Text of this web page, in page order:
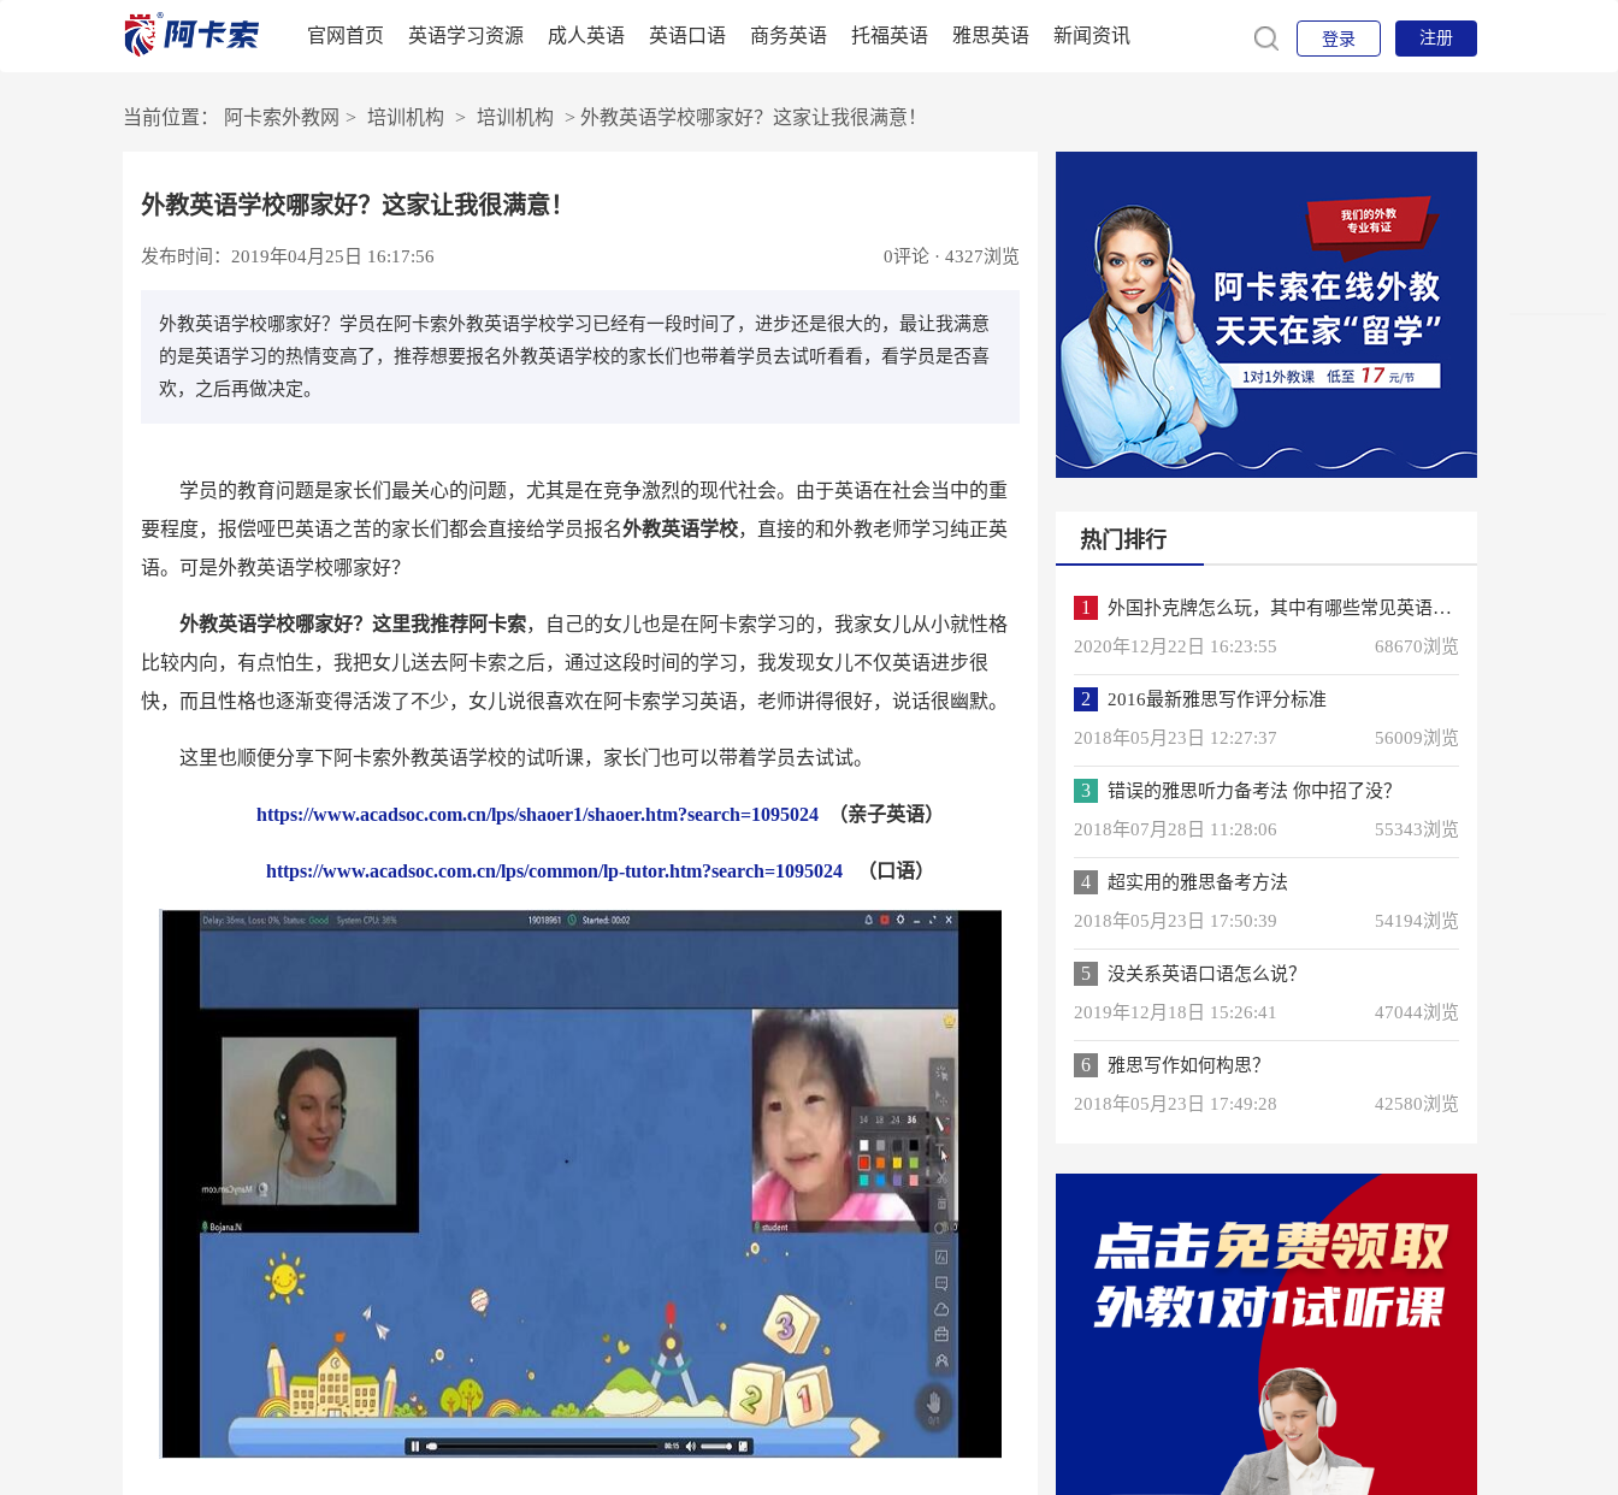
官网首页 英语学习资源 成人英语 英语口语 商务英语 托福英语 雅思英语 新闻资讯 登录 注册
当前位置： 阿卡索外教网 > 培训机构 > 培训机构 > 外教英语学校哪家好？这家让我很满意！
外教英语学校哪家好？这家让我很满意！
发布时间：2019年04月25日 16:17:56 0评论 · 4327浏览
外教英语学校哪家好？学员在阿卡索外教英语学校学习已经有一段时间了，进步还是很大的，最让我满意
的是英语学习的热情变高了，推荐想要报名外教英语学校的家长们也带着学员去试听看看，看学员是否喜
欢，之后再做决定。
学员的教育问题是家长们最关心的问题，尤其是在竞争激烈的现代社会。由于英语在社会当中的重
要程度，报偿哑巴英语之苦的家长们都会直接给学员报名外教英语学校，直接的和外教老师学习纯正英
语。可是外教英语学校哪家好？
外教英语学校哪家好？这里我推荐阿卡索，自己的女儿也是在阿卡索学习的，我家女儿从小就性格
比较内向，有点怕生，我把女儿送去阿卡索之后，通过这段时间的学习，我发现女儿不仅英语进步很
快，而且性格也逐渐变得活泼了不少，女儿说很喜欢在阿卡索学习英语，老师讲得很好，说话很幽默。
这里也顺便分享下阿卡索外教英语学校的试听课，家长门也可以带着学员去试试。
https://www.acadsoc.com.cn/lps/shaoer1/shaoer.htm?search=1095024（亲子英语）
https://www.acadsoc.com.cn/lps/common/lp-tutor.htm?search=1095024（口语）
热门排行
1
外国扑克牌怎么玩，其中有哪些常见英语词汇？
2020年12月22日 16:23:55
68670浏览
2
2016最新雅思写作评分标准
2018年05月23日 12:27:37
56009浏览
3
错误的雅思听力备考法 你中招了没？
2018年07月28日 11:28:06
55343浏览
4
超实用的雅思备考方法
2018年05月23日 17:50:39
54194浏览
5
没关系英语口语怎么说？
2019年12月18日 15:26:41
47044浏览
6
雅思写作如何构思？
2018年05月23日 17:49:28
42580浏览